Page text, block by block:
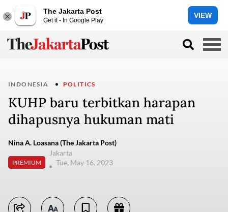
The Jakarta Post
Get it - In Google Play
VIEW
INDONESIA POLITICS
KUHP baru terbitkan harapan
dihapusnya hukuman mati
Nina A. Loasana (The Jakarta Post)
PREMIUM
Jakarta
Tue, May 16, 2023